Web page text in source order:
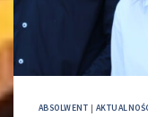
ABSOLWENT |